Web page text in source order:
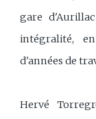
gare
intégralité,
d'années de
Hervé